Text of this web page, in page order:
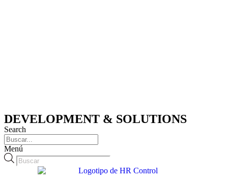
DEVELOPMENT & SOLUTIONS
Search
Menú
Búsqueda
de
productos